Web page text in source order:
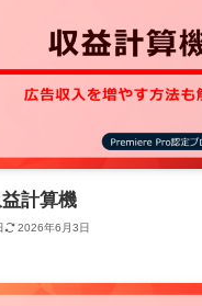
計算機
2026年6月3日